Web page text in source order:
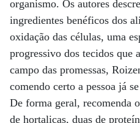
organismo. Os autores
ingredientes benéficos dos
oxidação das células, uma
progressivo dos tecidos que
campo das promessas,
comendo certo a pessoa já
De forma geral, recomenda
de hortaliças, duas de